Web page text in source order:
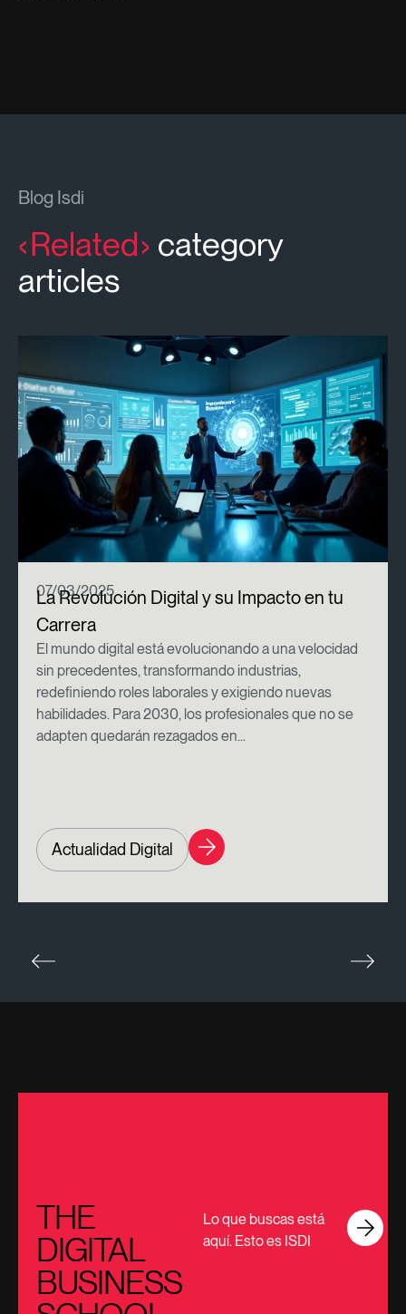
Blog Isdi
Related category
articles
07/03/2025
La Revolución Digital y su Impacto en tu
Carrera
El mundo digital está evolucionando a una velocidad
sin precedentes, transformando industrias,
redefiniendo roles laborales y exigiendo nuevas
habilidades. Para 2030, los profesionales que no se
adapten quedarán rezagados en...
Actualidad Digital
THE
DIGITAL
BUSINESS
Lo que buscas está
aquí. Esto es ISDI